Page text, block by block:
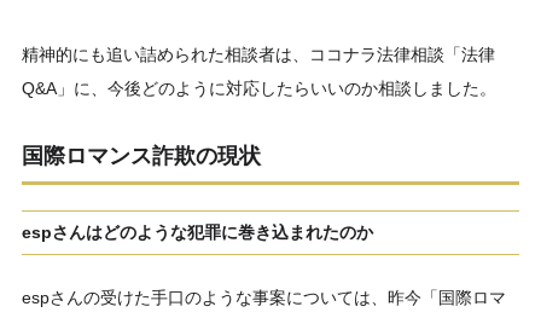
精神的にも追い詰められた相談者は、ココナラ法律相談「法律
Q&A」に、今後どのように対応したらいいのか相談しました。
国際ロマンス詐欺の現状
espさんはどのような犯罪に巻き込まれたのか
espさんの受けた手口のような事案については、昨今「国際ロマ